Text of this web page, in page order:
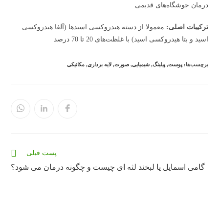
درمان جوشگاه‌های قديمی
تركيبات اصلی: معمولا از دسته هيدروكسی اسيدها (آلفا هيدروكسی
اسيد و بتا هيدروكسی اسيد) با غلظت‌های 20 تا 70 درصد
برچسب‌ها:پوست, پیلینگ, شیمیایی, صورت, لایه برداری, مکانیکی
در
در
در
بیشتری
را
پست قبلی
گامی اسمایل یا لبخند لثه ای چیست و چگونه درمان می شود؟